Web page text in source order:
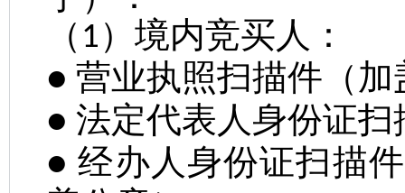
（ 1 ）境内竞买人：
● 营业执照扫描件（加
● 法定代表人身份证
●经办人身份证扫描